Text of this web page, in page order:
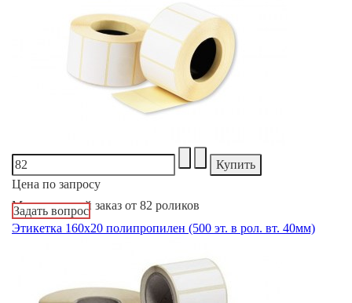
Цена по запросу
Минимальный заказ от 82 роликов
Задать вопрос
Этикетка 160х20 полипропилен (500 эт. в рол. вт. 40мм)